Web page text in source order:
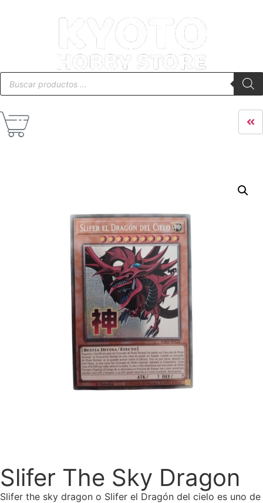
Slifer The Sky Dragon
Slifer the sky dragon o Slifer el Dragón del cielo es uno de